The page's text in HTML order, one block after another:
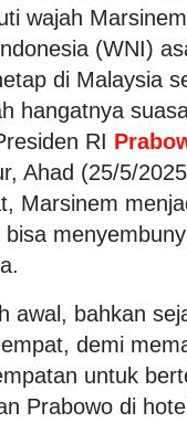
wajah
(WNI)
di Malaysia
hangatnya
RI
Ahad (25/5/
Marsinem
awal, bahkan
demi
untuk
Prabowo di